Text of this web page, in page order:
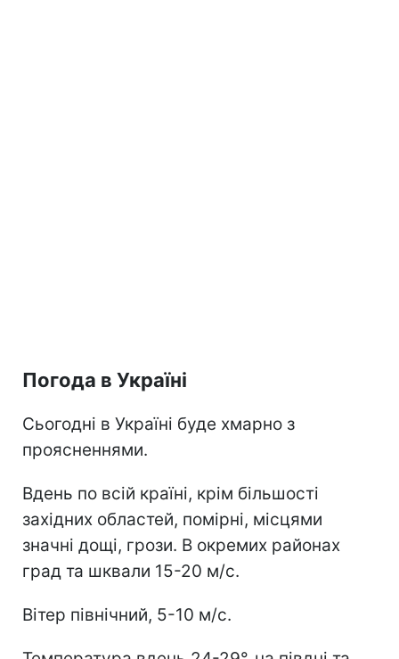
Погода в Україні
Сьогодні в Україні буде хмарно з
проясненнями.
Вдень по всій країні, крім більшості
західних областей, помірні, місцями
значні дощі, грози. В окремих районах
град та шквали 15-20 м/с.
Вітер північний, 5-10 м/с.